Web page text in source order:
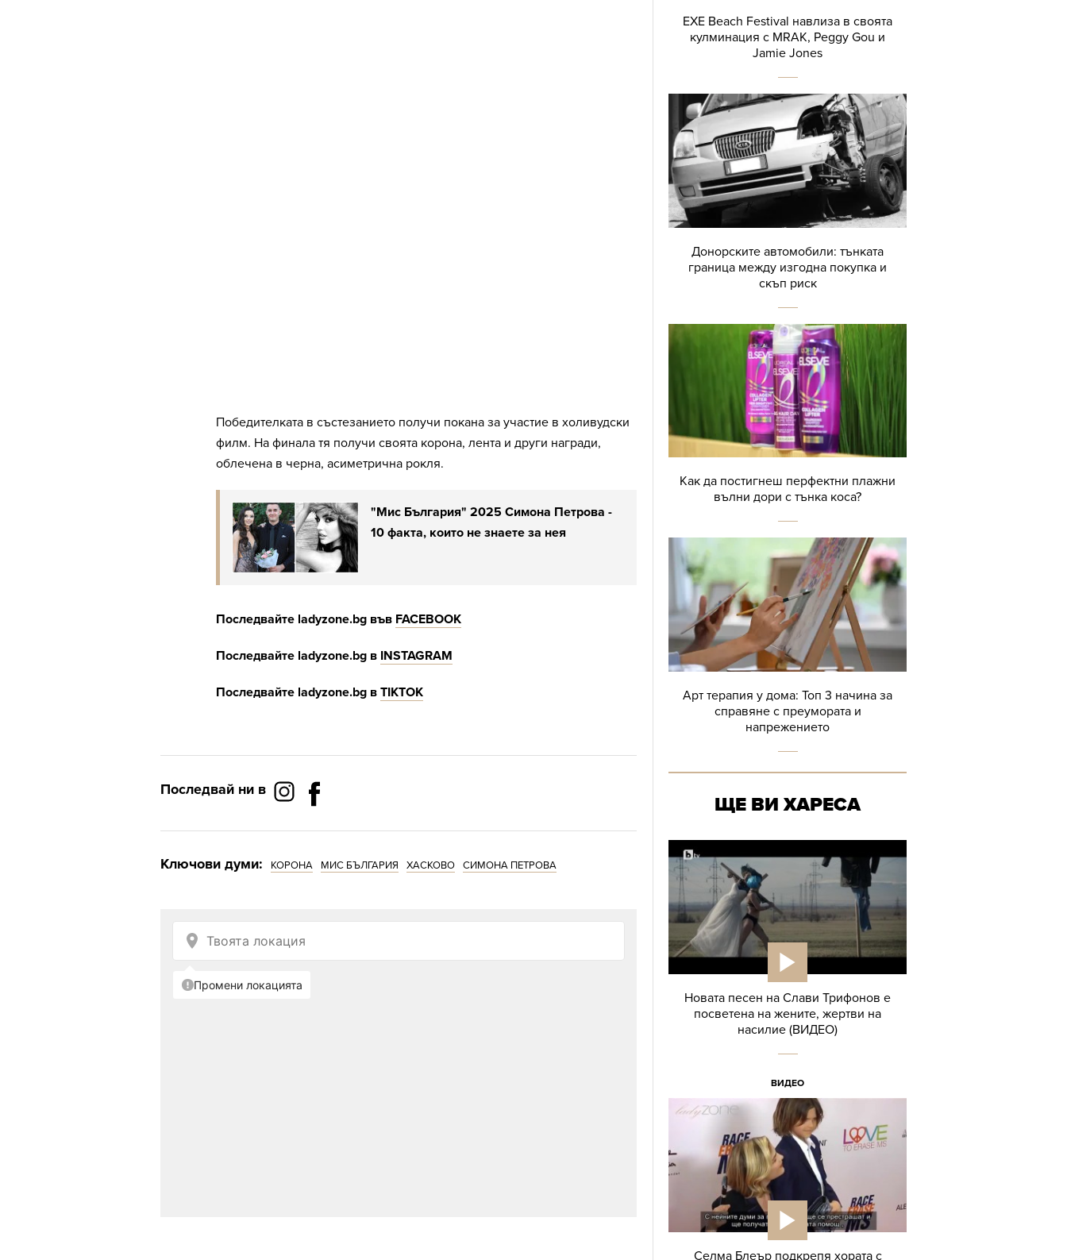
Победителката в състезанието получи покана за участие в холивудски
филм. На финала тя получи своята корона, лента и други награди,
облечена в черна, асиметрична рокля.
"Мис България" 2025 Симона Петрова -
10 факта, които не знаете за нея
Последвайте ladyzone.bg във FACEBOOK
Последвайте ladyzone.bg в INSTAGRAM
Последвайте ladyzone.bg в ТIKTOK
Последвай ни в
Ключови думи: КОРОНА МИС БЪЛГАРИЯ ХАСКОВО СИМОНА ПЕТРОВА
EXE Beach Festival навлиза в своята
кулминация с MRAK, Peggy Gou и
Jamie Jones
Донорските автомобили: тънката
граница между изгодна покупка и
скъп риск
Как да постигнеш перфектни плажни
вълни дори с тънка коса?
Арт терапия у дома: Топ 3 начина за
справяне с преумората и
напрежението
ЩЕ ВИ ХАРЕСА
Новата песен на Слави Трифонов е
посветена на жените, жертви на
насилие (ВИДЕО)
ВИДЕО
Селма Блеър подкрепя хората с